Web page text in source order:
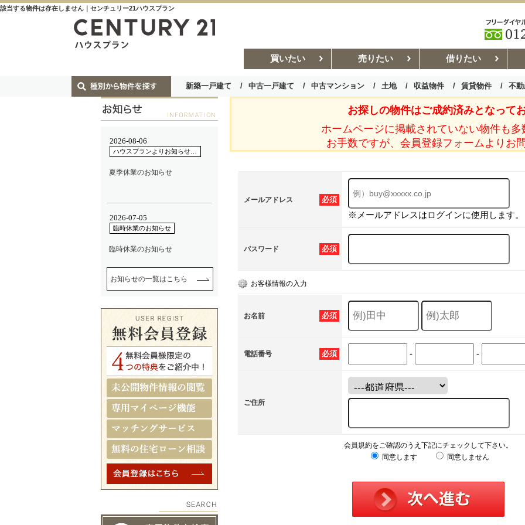
該当する物件は存在しません｜センチュリー21ハウスプラン
買いたい 売りたい 借りたい
新築一戸建て 中古一戸建て 中古マンション 土地 収益物件 賃貸物件 不
お部屋探しコラム 賃貸管理コ
お探しの物件はご成約済みとなってお
ホームページに掲載されていない物件も多
お手数ですが、会員登録フォームよりお
必須
メールアドレス
※メールアドレスはログインに使用します。
必須
パスワード
お客様情報の入力
必須
お名前
必須
電話番号 - -
ご住所
会員規約をご確認のうえ下記にチェックして下さい。
同意します
同意しません
お知らせの一覧はこちら